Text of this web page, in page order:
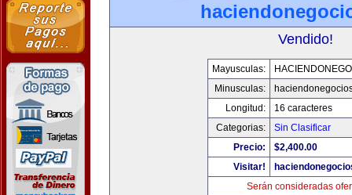
Vendido!
Mayusculas:
Minusculas:
Longitud:
16 caracteres
Categorias:
Sin Clasificar
Precio:
$2,400.00
Visitar!
Serán consideradas